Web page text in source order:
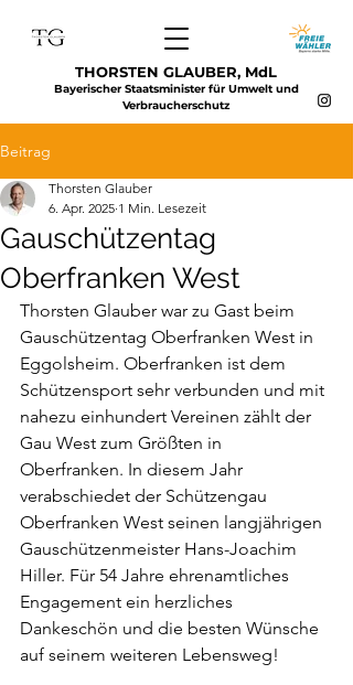
THORSTEN GLAUBER, MdL
Bayerischer Staatsminister für Umwelt und
Verbraucherschutz
Beitrag
Gauschützentag
Oberfranken West
Thorsten Glauber
6. Apr. 2025 1 Min. Lesezeit
Thorsten Glauber war zu Gast beim
Gauschützentag Oberfranken West in
Eggolsheim. Oberfranken ist dem
Schützensport sehr verbunden und mit
nahezu einhundert Vereinen zählt der
Gau West zum Größten in
Oberfranken. In diesem Jahr
verabschiedet der Schützengau
Oberfranken West seinen langjährigen
Gauschützenmeister Hans-Joachim
Hiller. Für 54 Jahre ehrenamtliches
Engagement ein herzliches
Dankeschön und die besten Wünsche
auf seinem weiteren Lebensweg!